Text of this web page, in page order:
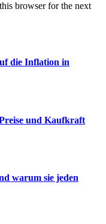
browser for the next
die Inflation in
und Kaufkraft
warum sie jeden